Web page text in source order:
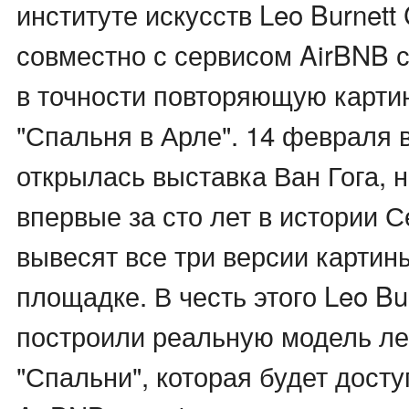
институте искусств Leo
совместно с сервисом AirBNB
в точности повторяющую
"Спальня в Арле". 14 февраля
открылась выставка Ван Гога,
впервые за сто лет в истории
вывесят все три версии
площадке. В честь этого Leo
построили реальную модель
"Спальни", которая будет